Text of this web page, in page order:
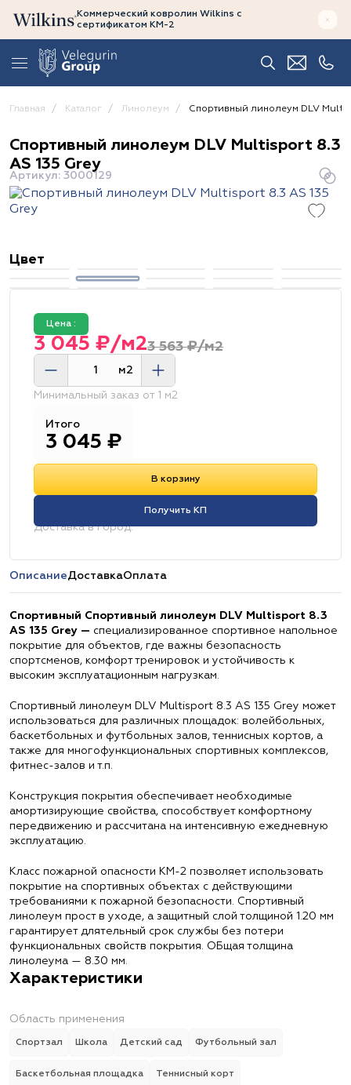
Коммерческий ковролин Wilkins с
сертификатом КМ-2
Главная Каталог Линолеум Спортивный линолеум DLV
Спортивный линолеум DLV Multisport 8.3
AS 135 Grey
Артикул: 3000129
Цвет
Цена :
3 563 ₽/м2
3 045 ₽/м2
м2
Минимальный заказ от 1 м2
Итого
3 045 ₽
В корзину
Получить КП
Доставка в город:
ОписаниеДоставкаОплата
Спортивный Спортивный линолеум DLV Multisport 8.3
AS 135 Grey — специализированное спортивное напольное
покрытие для объектов, где важны безопасность
спортсменов, комфорт тренировок и устойчивость к
высоким эксплуатационным нагрузкам.
Спортивный линолеум DLV Multisport 8.3 AS 135 Grey может
использоваться для различных площадок: волейбольных,
баскетбольных и футбольных залов, теннисных кортов, а
также для многофункциональных спортивных комплексов,
фитнес-залов и т.п.
Конструкция покрытия обеспечивает необходимые
амортизирующие свойства, способствует комфортному
передвижению и рассчитана на интенсивную ежедневную
эксплуатацию.
Класс пожарной опасности КМ-2 позволяет использовать
покрытие на спортивных объектах с действующими
требованиями к пожарной безопасности. Спортивный
линолеум прост в уходе, а защитный слой толщиной 1.20 мм
гарантирует длятельный срок службы без потери
функциональных свойств покрытия. ОБщая толщина
линолеума — 8.30 мм.
Характеристики
Область применения
Спортзал Школа Детский сад Футбольный зал
Баскетбольная площадка Теннисный корт